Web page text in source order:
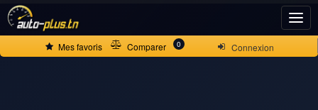
Connexion
Mes favoris Comparer 0
ACCUEIL